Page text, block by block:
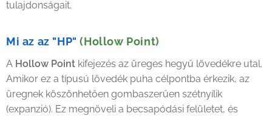
tulajdonságait.
Mi az az "HP" (Hollow Point)
A Hollow Point kifejezés az üreges hegyű lövedékre utal.
Amikor ez a típusú lövedék puha célpontba érkezik, az
üregnek köszönhetően gombaszerűen szétnyílik
(expanzió). Ez megnöveli a becsapódási felületet, és